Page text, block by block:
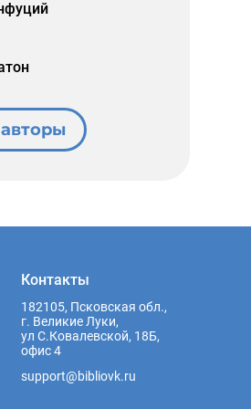
Контакты
182105, Псковская обл.,
г. Великие Луки,
ул С.Ковалевской, 18Б,
офис 4
support@bibliovk.ru